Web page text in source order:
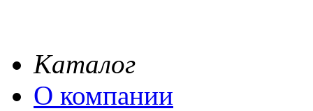
Каталог
О компании